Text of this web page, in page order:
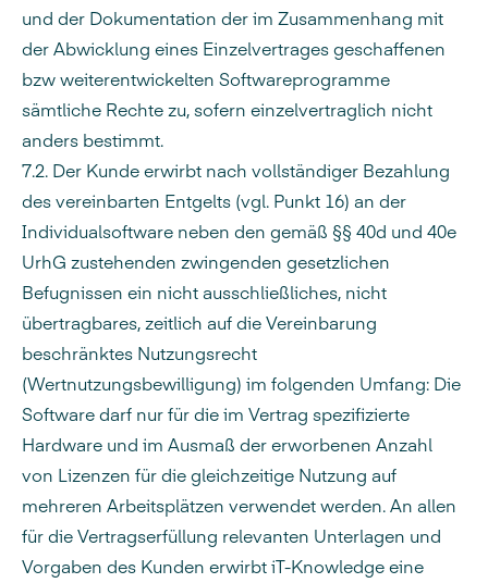
und der Dokumentation der im Zusammenhang mit
der Abwicklung eines Einzelvertrages geschaffenen
bzw weiterentwickelten Softwareprogramme
sämtliche Rechte zu, sofern einzelvertraglich nicht
anders bestimmt.
7.2. Der Kunde erwirbt nach vollständiger Bezahlung
des vereinbarten Entgelts (vgl. Punkt 16) an der
Individualsoftware neben den gemäß §§ 40d und 40e
UrhG zustehenden zwingenden gesetzlichen
Befugnissen ein nicht ausschließliches, nicht
übertragbares, zeitlich auf die Vereinbarung
beschränktes Nutzungsrecht
(Wertnutzungsbewilligung) im folgenden Umfang: Die
Software darf nur für die im Vertrag spezifizierte
Hardware und im Ausmaß der erworbenen Anzahl
von Lizenzen für die gleichzeitige Nutzung auf
mehreren Arbeitsplätzen verwendet werden. An allen
für die Vertragserfüllung relevanten Unterlagen und
Vorgaben des Kunden erwirbt iT-Knowledge eine